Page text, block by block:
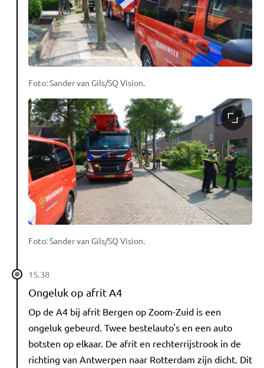
Foto: Sander van Gils/SQ Vision.
Foto: Sander van Gils/SQ Vision.
15.38
Ongeluk op afrit A4
Op de A4 bij afrit Bergen op Zoom-Zuid is een
ongeluk gebeurd. Twee bestelauto's en een auto
botsten op elkaar. De afrit en rechterrijstrook in de
richting van Antwerpen naar Rotterdam zijn dicht. Dit